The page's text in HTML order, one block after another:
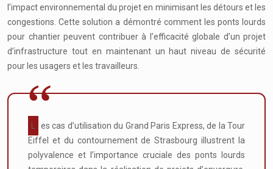
l’impact environnemental du projet en minimisant les détours et les
congestions. Cette solution a démontré comment les ponts lourds
pour chantier peuvent contribuer à l’efficacité globale d’un projet
d’infrastructure tout en maintenant un haut niveau de sécurité
pour les usagers et les travailleurs.
Eiffel et du contournement de Strasbourg illustrent la
polyvalence et l’importance cruciale des ponts lourds